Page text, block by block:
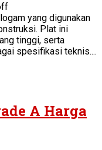
yang digunakan
Plat ini
tinggi, serta
spesifikasi teknis....
A Harga